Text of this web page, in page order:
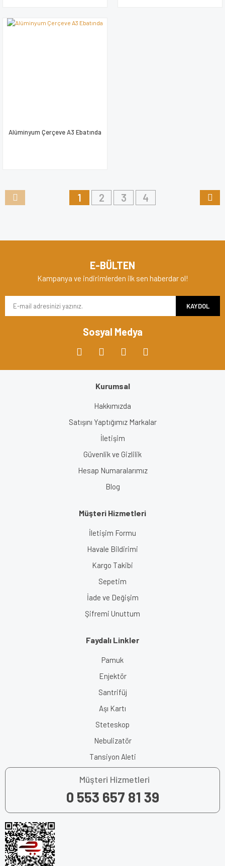
Alüminyum Çerçeve A3 Ebatında
1 2 3 4
E-BÜLTEN
Kampanya ve indirimlerden ilk sen haberdar ol!
KAYDOL
Sosyal Medya
Kurumsal
Hakkımızda
Satışını Yaptığımız Markalar
İletişim
Güvenlik ve Gizlilik
Hesap Numaralarımız
Blog
Müşteri Hizmetleri
İletişim Formu
Havale Bildirimi
Kargo Takibi
Sepetim
İade ve Değişim
Şifremi Unuttum
Faydalı Linkler
Pamuk
Enjektör
Santrifüj
Aşı Kartı
Steteskop
Nebulizatör
Tansiyon Aleti
Müşteri Hizmetleri
0 553 657 81 39